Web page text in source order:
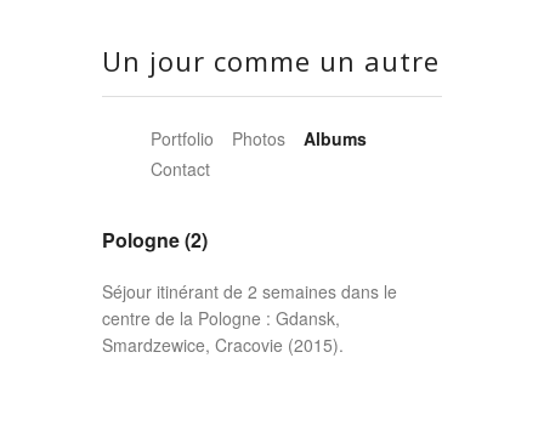
Un jour comme un autre
Portfolio Photos
Albums
Contact
Pologne (2)
Séjour itinérant de 2 semaines dans le
centre de la Pologne : Gdansk,
Smardzewice, Cracovie (2015).